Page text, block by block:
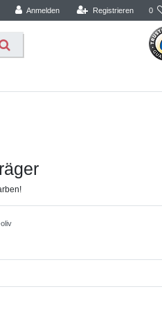
Anmelden Registrieren 0